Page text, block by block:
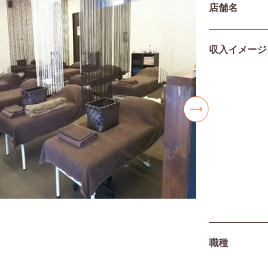
会社情報 企業団体の皆様へ
利用規約
プライバシーポリシー
店舗名
収入イメージ
職種